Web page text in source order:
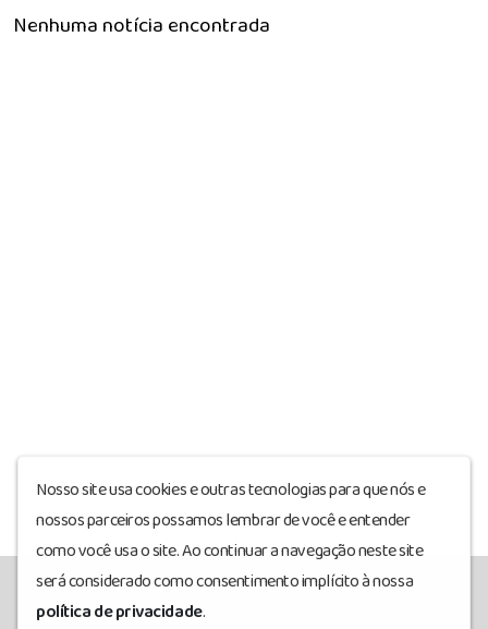
Nenhuma notícia encontrada
Nosso site usa cookies e outras tecnologias para que nós e
nossos parceiros possamos lembrar de você e entender
como você usa o site. Ao continuar a navegação neste site
será considerado como consentimento implícito à nossa
política de privacidade.